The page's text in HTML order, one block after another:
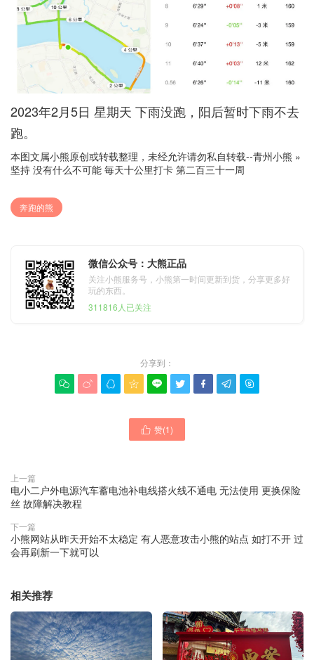
2023年2月5日 星期天 下雨没跑，阳后暂时下雨不去
跑。
本图文属小熊原创或转载整理，未经允许请勿私自转载--青州小熊 »
坚持 没有什么不可能 毎天十公里打卡 第二百三十一周
奔跑的熊
微信公众号：大熊正品
关注小熊服务号，小熊第一时间更新到货，分享更多好
玩的东西。
311816人已关注
分享到：
        
 赞(1)
上一篇
电小二户外电源汽车蓄电池补电线搭火线不通电 无法使用 更换保险
丝 故障解决教程
下一篇
小熊网站从昨天开始不太稳定 有人恶意攻击小熊的站点 如打不开 过
会再刷新一下就可以
相关推荐